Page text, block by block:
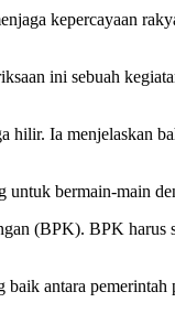
kepercayaan
ini sebuah
Ia menjelaskan
untuk bermain-main
(BPK). BPK harus
antara